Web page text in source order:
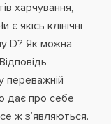
харчування,
якісь клінічні
D? Як можна
переважній
дає про себе
ж з’являються.